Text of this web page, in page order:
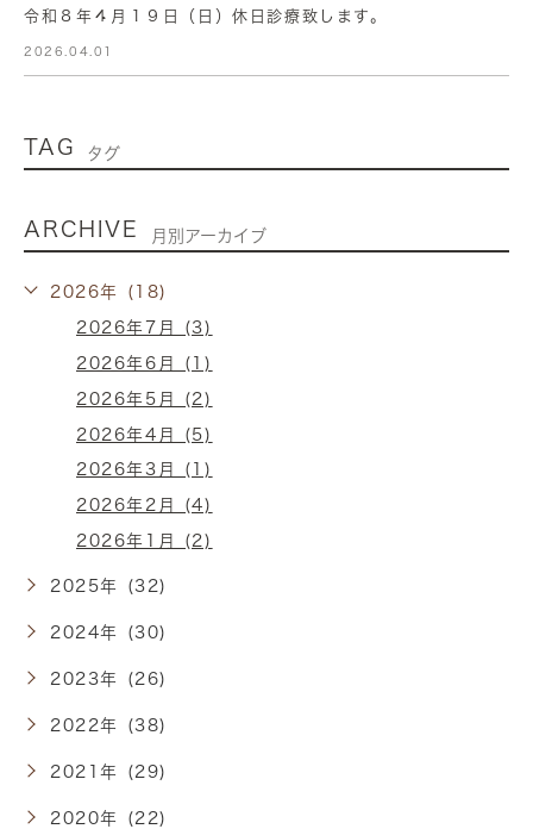
令和８年４月１９日（日）休日診療致します。
2026.04.01
TAG タグ
ARCHIVE 月別アーカイブ
2026年 (18)
2026年7月 (3)
2026年6月 (1)
2026年5月 (2)
2026年4月 (5)
2026年3月 (1)
2026年2月 (4)
2026年1月 (2)
2025年 (32)
2024年 (30)
2023年 (26)
2022年 (38)
2021年 (29)
2020年 (22)